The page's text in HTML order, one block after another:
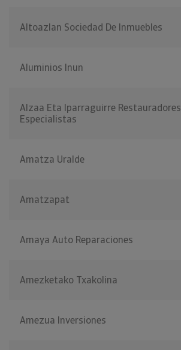
Altoazlan Sociedad De Inmuebles
Aluminios Inun
Alzaa Eta Iparraguirre Restauradores
Especialistas
Amatza Uralde
Amatzapat
Amaya Auto Reparaciones
Amezketako Txakolina
Amezua Inversiones